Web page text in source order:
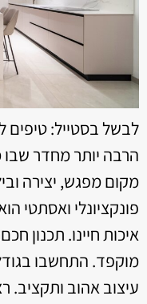
לבשל בסטייל:
הרבה יותר מחדר שבו
מקום מפגש, יצירה
פונקציונלי ואסתטי
איכות חיינו. תכנון
מוקפד. התחשבו
עיצוב אהוב ותקציב.